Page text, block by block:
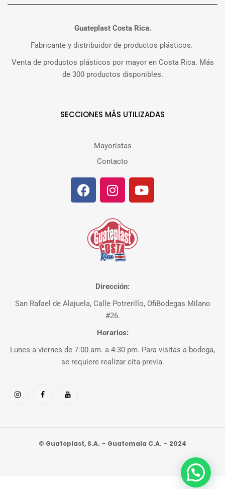
Guateplast Costa Rica.
Fabricante y distribuidor de productos plásticos.
Venta de productos plásticos por mayor en Costa Rica. Más
de 300 productos disponibles.
SECCIONES MÁS UTILIZADAS
Mayoristas
Contacto
Dirección:
San Rafael de Alajuela, Calle Potrerillo, OfiBodegas Milano
#26.
Horarios:
Lunes a viernes de 7:00 am. a 4:30 pm. Para visitas a bodega,
se requiere realizar cita previa.
© Guateplast, S.A. – Guatemala C.A. – 2024